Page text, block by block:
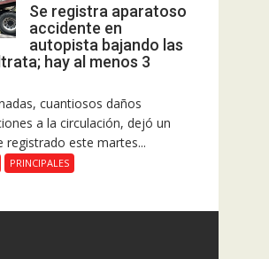
Se registra aparatoso
accidente en
autopista bajando las
hay al menos 3
cuantiosos daños
a la circulación, dejó un
registrado este martes...
PRINCIPALES